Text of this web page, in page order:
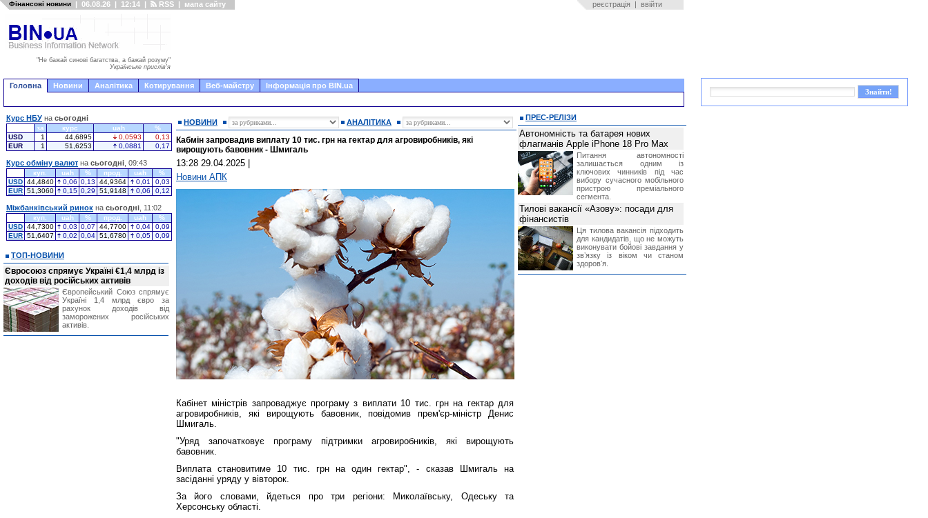
Фінансові новини | 06.08.26 | 12:14 | RSS | мапа сайту реєстрація | ввійти
"Не бажай синові багатства, а бажай розуму"
Українське прислів'я
Головна Новини Аналітика Котирування Веб-майстру Інформація про BIN.ua
НОВИНИ АНАЛІТИКА
Кабмін запровадив виплату 10 тис. грн на гектар для агровиробників, які
вирощують бавовник - Шмигаль
13:28 29.04.2025
Новини АПК
Кабінет міністрів запроваджує програму з виплати 10 тис. грн на гектар для
агровиробників, які вирощують бавовник, повідомив прем'єр-міністр Денис
Шмигаль.
"Уряд започатковує програму підтримки агровиробників, які вирощують
бавовник.
Виплата становитиме 10 тис. грн на один гектар", - сказав Шмигаль на
засіданні уряду у вівторок.
За його словами, йдеться про три регіони: Миколаївську, Одеську та
Херсонську області.
Курс НБУ на сьогодні
за курс uah
%
USD
1 44,6895 0,0593
0,13
EUR
1 51,6253 0,0881 0,17
Курс обміну валют на сьогодні , 09:43
куп. uah % прод. uah
%
USD 44,4840 0,06 0,13 44,9364 0,01
0,03
EUR 51,3060 0,15 0,29 51,9148 0,06 0,12
Міжбанківський ринок на сьогодні , 11:02
куп. uah % прод. uah
%
USD 44,7300 0,03 0,07 44,7700 0,04
0,09
EUR 51,6407 0,02 0,04 51,6780 0,05 0,09
ТОП-НОВИНИ
Євросоюз спрямує Україні €1,4 млрд із
доходів від російських активів
Європейський Союз спрямує
Україні 1,4 млрд євро за
рахунок доходів від
заморожених російських
активів.
ПРЕС-РЕЛІЗИ
Автономність та батарея нових
флагманів Apple iPhone 18 Pro Max
Питання автономності
залишається одним із
ключових чинників під час
вибору сучасного мобільного
пристрою преміального
сегмента.
Тилові вакансії «Азову»: посади для
фінансистів
Ця тилова вакансія підходить
для кандидатів, що не можуть
виконувати бойові завдання у
звʼязку із віком чи станом
здоровʼя.